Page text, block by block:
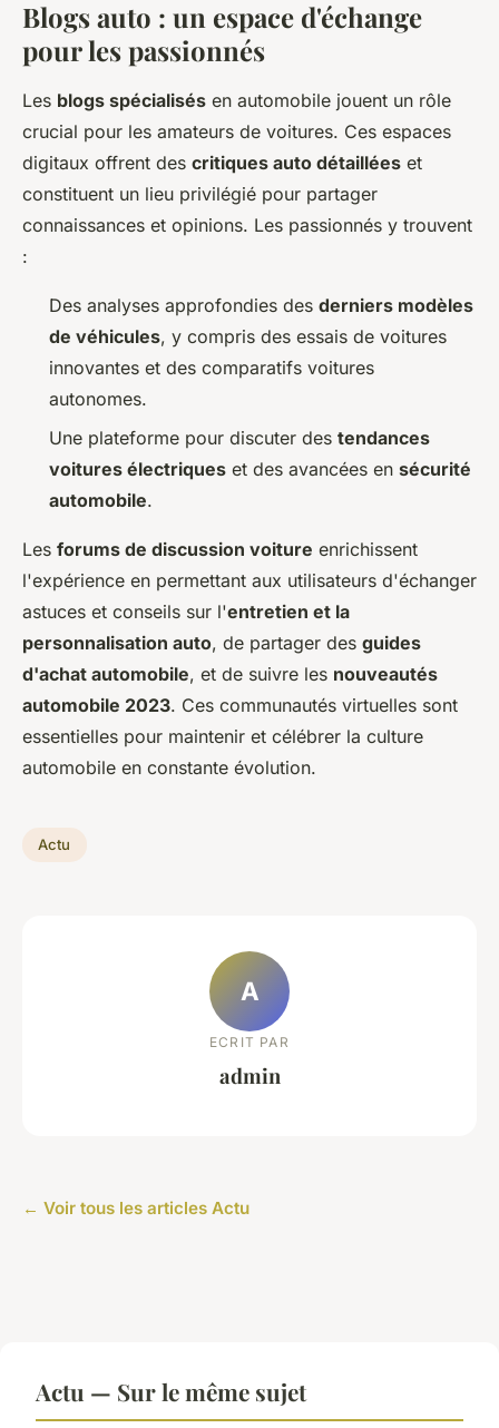
Blogs auto : un espace d'échange
pour les passionnés
Les blogs spécialisés en automobile jouent un rôle
crucial pour les amateurs de voitures. Ces espaces
digitaux offrent des critiques auto détaillées et
constituent un lieu privilégié pour partager
connaissances et opinions. Les passionnés y trouvent
:
Des analyses approfondies des derniers modèles
de véhicules, y compris des essais de voitures
innovantes et des comparatifs voitures
autonomes.
Une plateforme pour discuter des tendances
voitures électriques et des avancées en sécurité
automobile.
Les forums de discussion voiture enrichissent
l'expérience en permettant aux utilisateurs d'échanger
astuces et conseils sur l'entretien et la
personnalisation auto, de partager des guides
d'achat automobile, et de suivre les nouveautés
automobile 2023. Ces communautés virtuelles sont
essentielles pour maintenir et célébrer la culture
automobile en constante évolution.
Actu
A
ECRIT PAR
admin
← Voir tous les articles Actu
Actu — Sur le même sujet